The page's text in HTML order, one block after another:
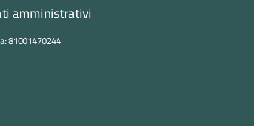
amministrativi
81001470244